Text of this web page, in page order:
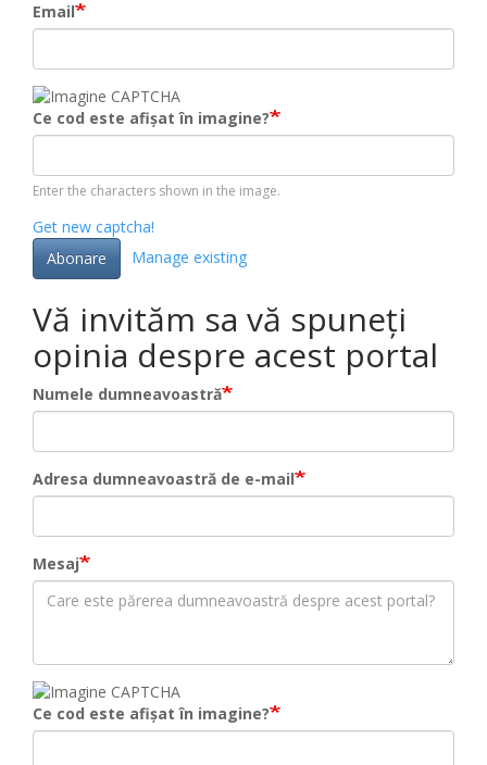
Email
Ce cod este afișat în imagine?
Enter the characters shown in the image.
Get new captcha!
Abonare
Manage existing
Vă invităm sa vă spuneți
opinia despre acest portal
Numele dumneavoastră
Adresa dumneavoastră de e-mail
Mesaj
Ce cod este afișat în imagine?